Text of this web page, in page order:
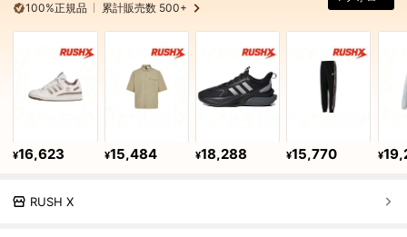
100%正規品 累計販売数 500+
¥16,623 ¥15,484 ¥18,288 ¥15,770 ¥
RUSH X